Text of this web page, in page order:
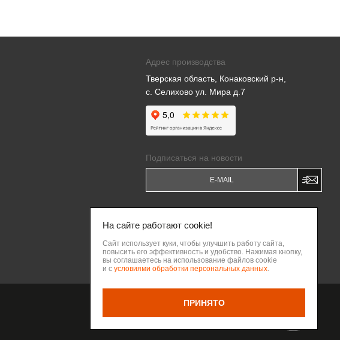
Адрес производства
Тверская область, Конаковский р-н,
с. Селихово ул. Мира д.7
Подписаться на новости
персональных данных
Политикой обработки персональных
Написать владельцу бизнеса
Разработка сайта Веб-
На сайте работают cookie!
Сайт использует куки, чтобы улучшить работу сайта,
повысить его эффективность и удобство. Нажимая кнопку,
вы соглашаетесь на использование файлов cookie
и с условиями обработки персональных данных.
ПРИНЯТО